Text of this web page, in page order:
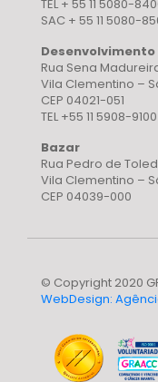
TEL + 55 11 5080-
SAC + 55 11 5080-
Rua Sena
Vila Clementino –
CEP 04021-051
TEL +55 11 5908-9100
Bazar
Rua Pedro de
Vila Clementino –
CEP 04039-000
© Copyright 2020
WebDesign: